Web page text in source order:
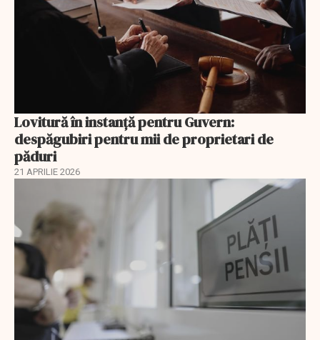
Lovitură în instanță pentru Guvern:
despăgubiri pentru mii de proprietari de
păduri
21 APRILIE 2026